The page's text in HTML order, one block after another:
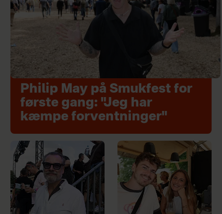
Philip May på Smukfest for
første gang: "Jeg har
kæmpe forventninger"